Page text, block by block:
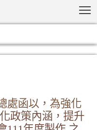
處函以，為強化
政策內涵，提升